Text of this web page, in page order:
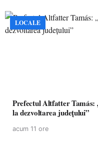
LOCALE
Prefectul Altfatter Tamás:
la dezvoltarea județului”
acum 11 ore